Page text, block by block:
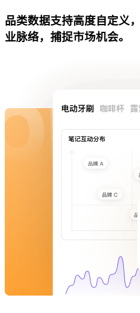
品类数据支持高度自定义
业脉络，捕捉市场机会。